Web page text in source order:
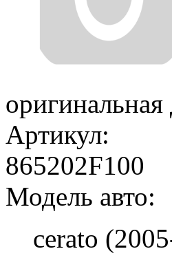
оригинальная
Артикул:
865202F100
Модель авто:
cerato